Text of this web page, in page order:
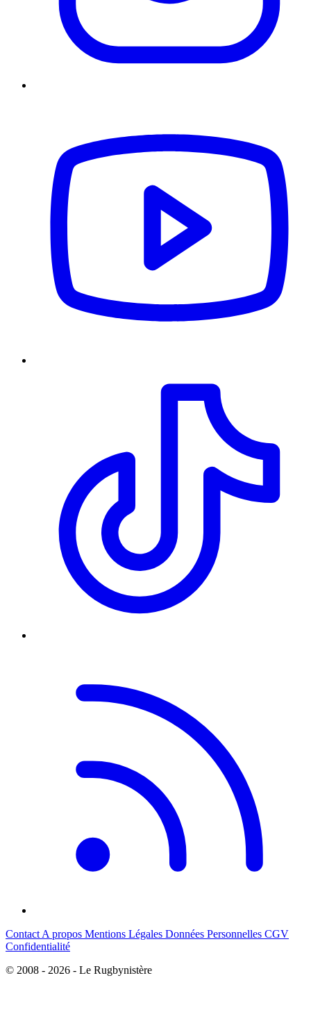
Contact A propos Mentions Légales Données Personnelles CGV
Confidentialité
© 2008 - 2026 - Le Rugbynistère